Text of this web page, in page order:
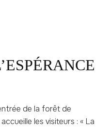
de la forêt de
les visiteurs : « La